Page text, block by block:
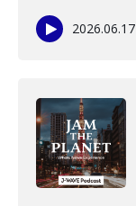
2026.06.17